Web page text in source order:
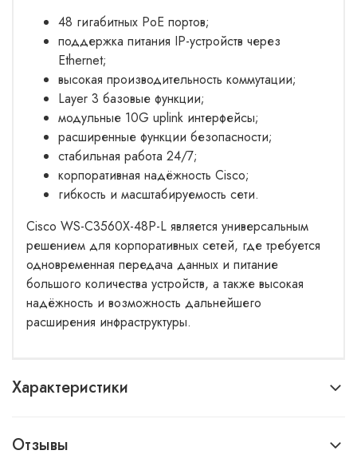
48 гигабитных PoE портов;
поддержка питания IP-устройств через
Ethernet;
высокая производительность коммутации;
Layer 3 базовые функции;
модульные 10G uplink интерфейсы;
расширенные функции безопасности;
стабильная работа 24/7;
корпоративная надёжность Cisco;
гибкость и масштабируемость сети.
Cisco WS-C3560X-48P-L является универсальным
решением для корпоративных сетей, где требуется
одновременная передача данных и питание
большого количества устройств, а также высокая
надёжность и возможность дальнейшего
расширения инфраструктуры.
Характеристики
Отзывы